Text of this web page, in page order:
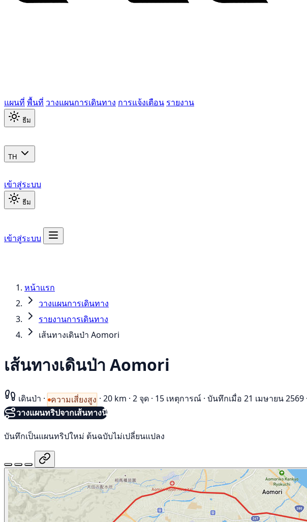
แผนที่ พื้นที่ วางแผนการเดินทาง การแจ้งเตือน รายงาน
ธีม
TH
เข้าสู่ระบบ
ธีม
เข้าสู่ระบบ
หน้าแรก
วางแผนการเดินทาง
รายงานการเดินทาง
เส้นทางเดินป่า Aomori
เส้นทางเดินป่า Aomori
เดินป่า · ความเสี่ยงสูง · 20 km · 2 จุด · 15 เหตุการณ์ · บันทึกเมื่อ 21 เมษายน 2569 ·
วางแผนทริปจากเส้นทางนี้
บันทึกเป็นแผนทริปใหม่ ต้นฉบับไม่เปลี่ยนแปลง